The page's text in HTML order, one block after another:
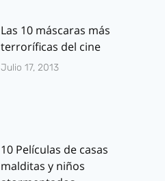
Las 10 máscaras más
terroríficas del cine
Julio 17, 2013
10 Películas de casas
malditas y niños